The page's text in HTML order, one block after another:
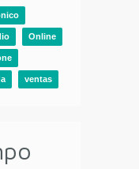
Online
ventas